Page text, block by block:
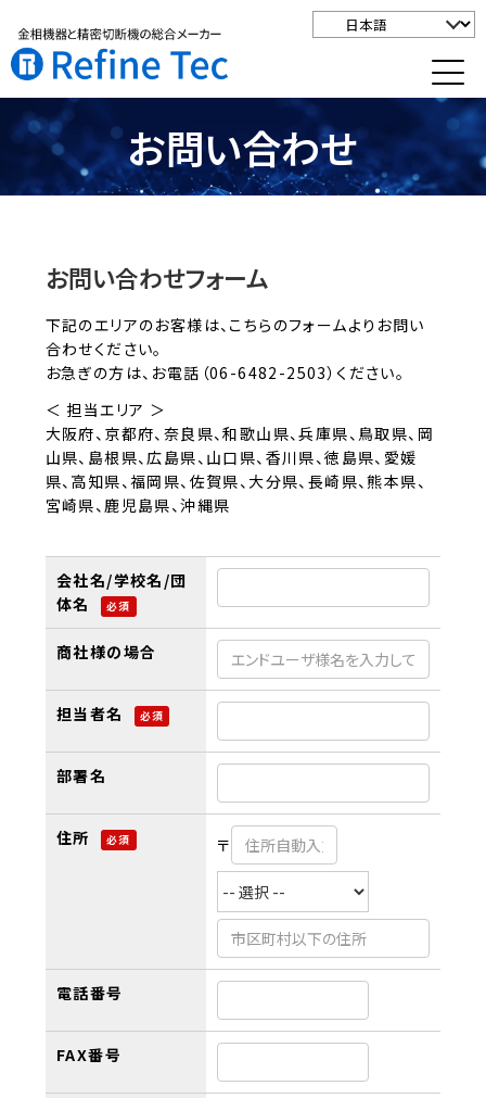
お問い合わせ
お問い合わせフォーム
下記のエリアのお客様は、こちらのフォームよりお問い
合わせください。
お急ぎの方は、お電話（06-6482-2503）ください。
＜ 担当エリア ＞
大阪府、京都府、奈良県、和歌山県、兵庫県、鳥取県、岡
山県、島根県、広島県、山口県、香川県、徳島県、愛媛
県、高知県、福岡県、佐賀県、大分県、長崎県、熊本県、
宮崎県、鹿児島県、沖縄県
会社名/学校名/団
体名
必須
商社様の場合
担当者名 必須
部署名
住所 必須 〒
電話番号
FAX番号